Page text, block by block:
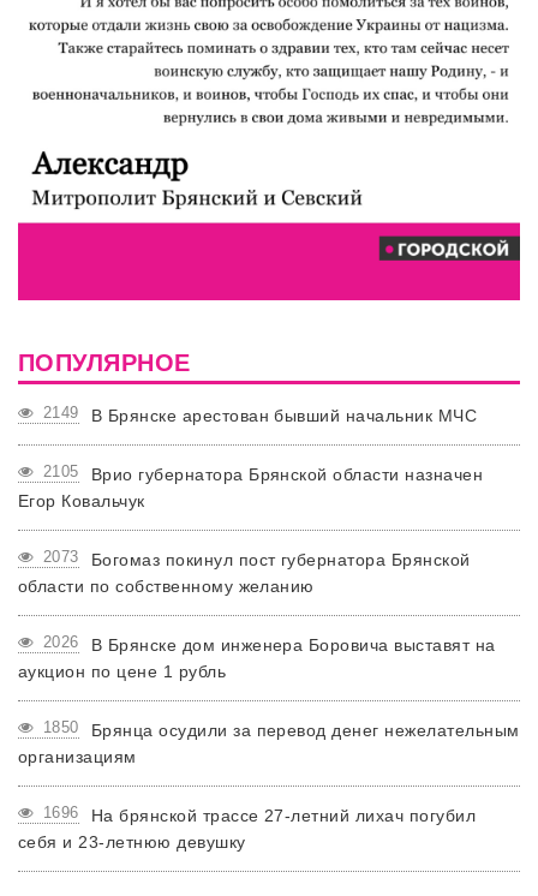
ПОПУЛЯРНОЕ
2149 В Брянске арестован бывший начальник МЧС
2105
Врио губернатора Брянской области назначен
Егор Ковальчук
2073
Богомаз покинул пост губернатора Брянской
области по собственному желанию
2026
В Брянске дом инженера Боровича выставят на
аукцион по цене 1 рубль
1850
Брянца осудили за перевод денег нежелательным
организациям
1696
На брянской трассе 27-летний лихач погубил
себя и 23-летнюю девушку